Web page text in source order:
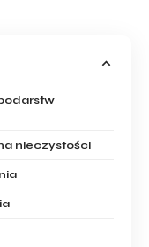
nieczystości